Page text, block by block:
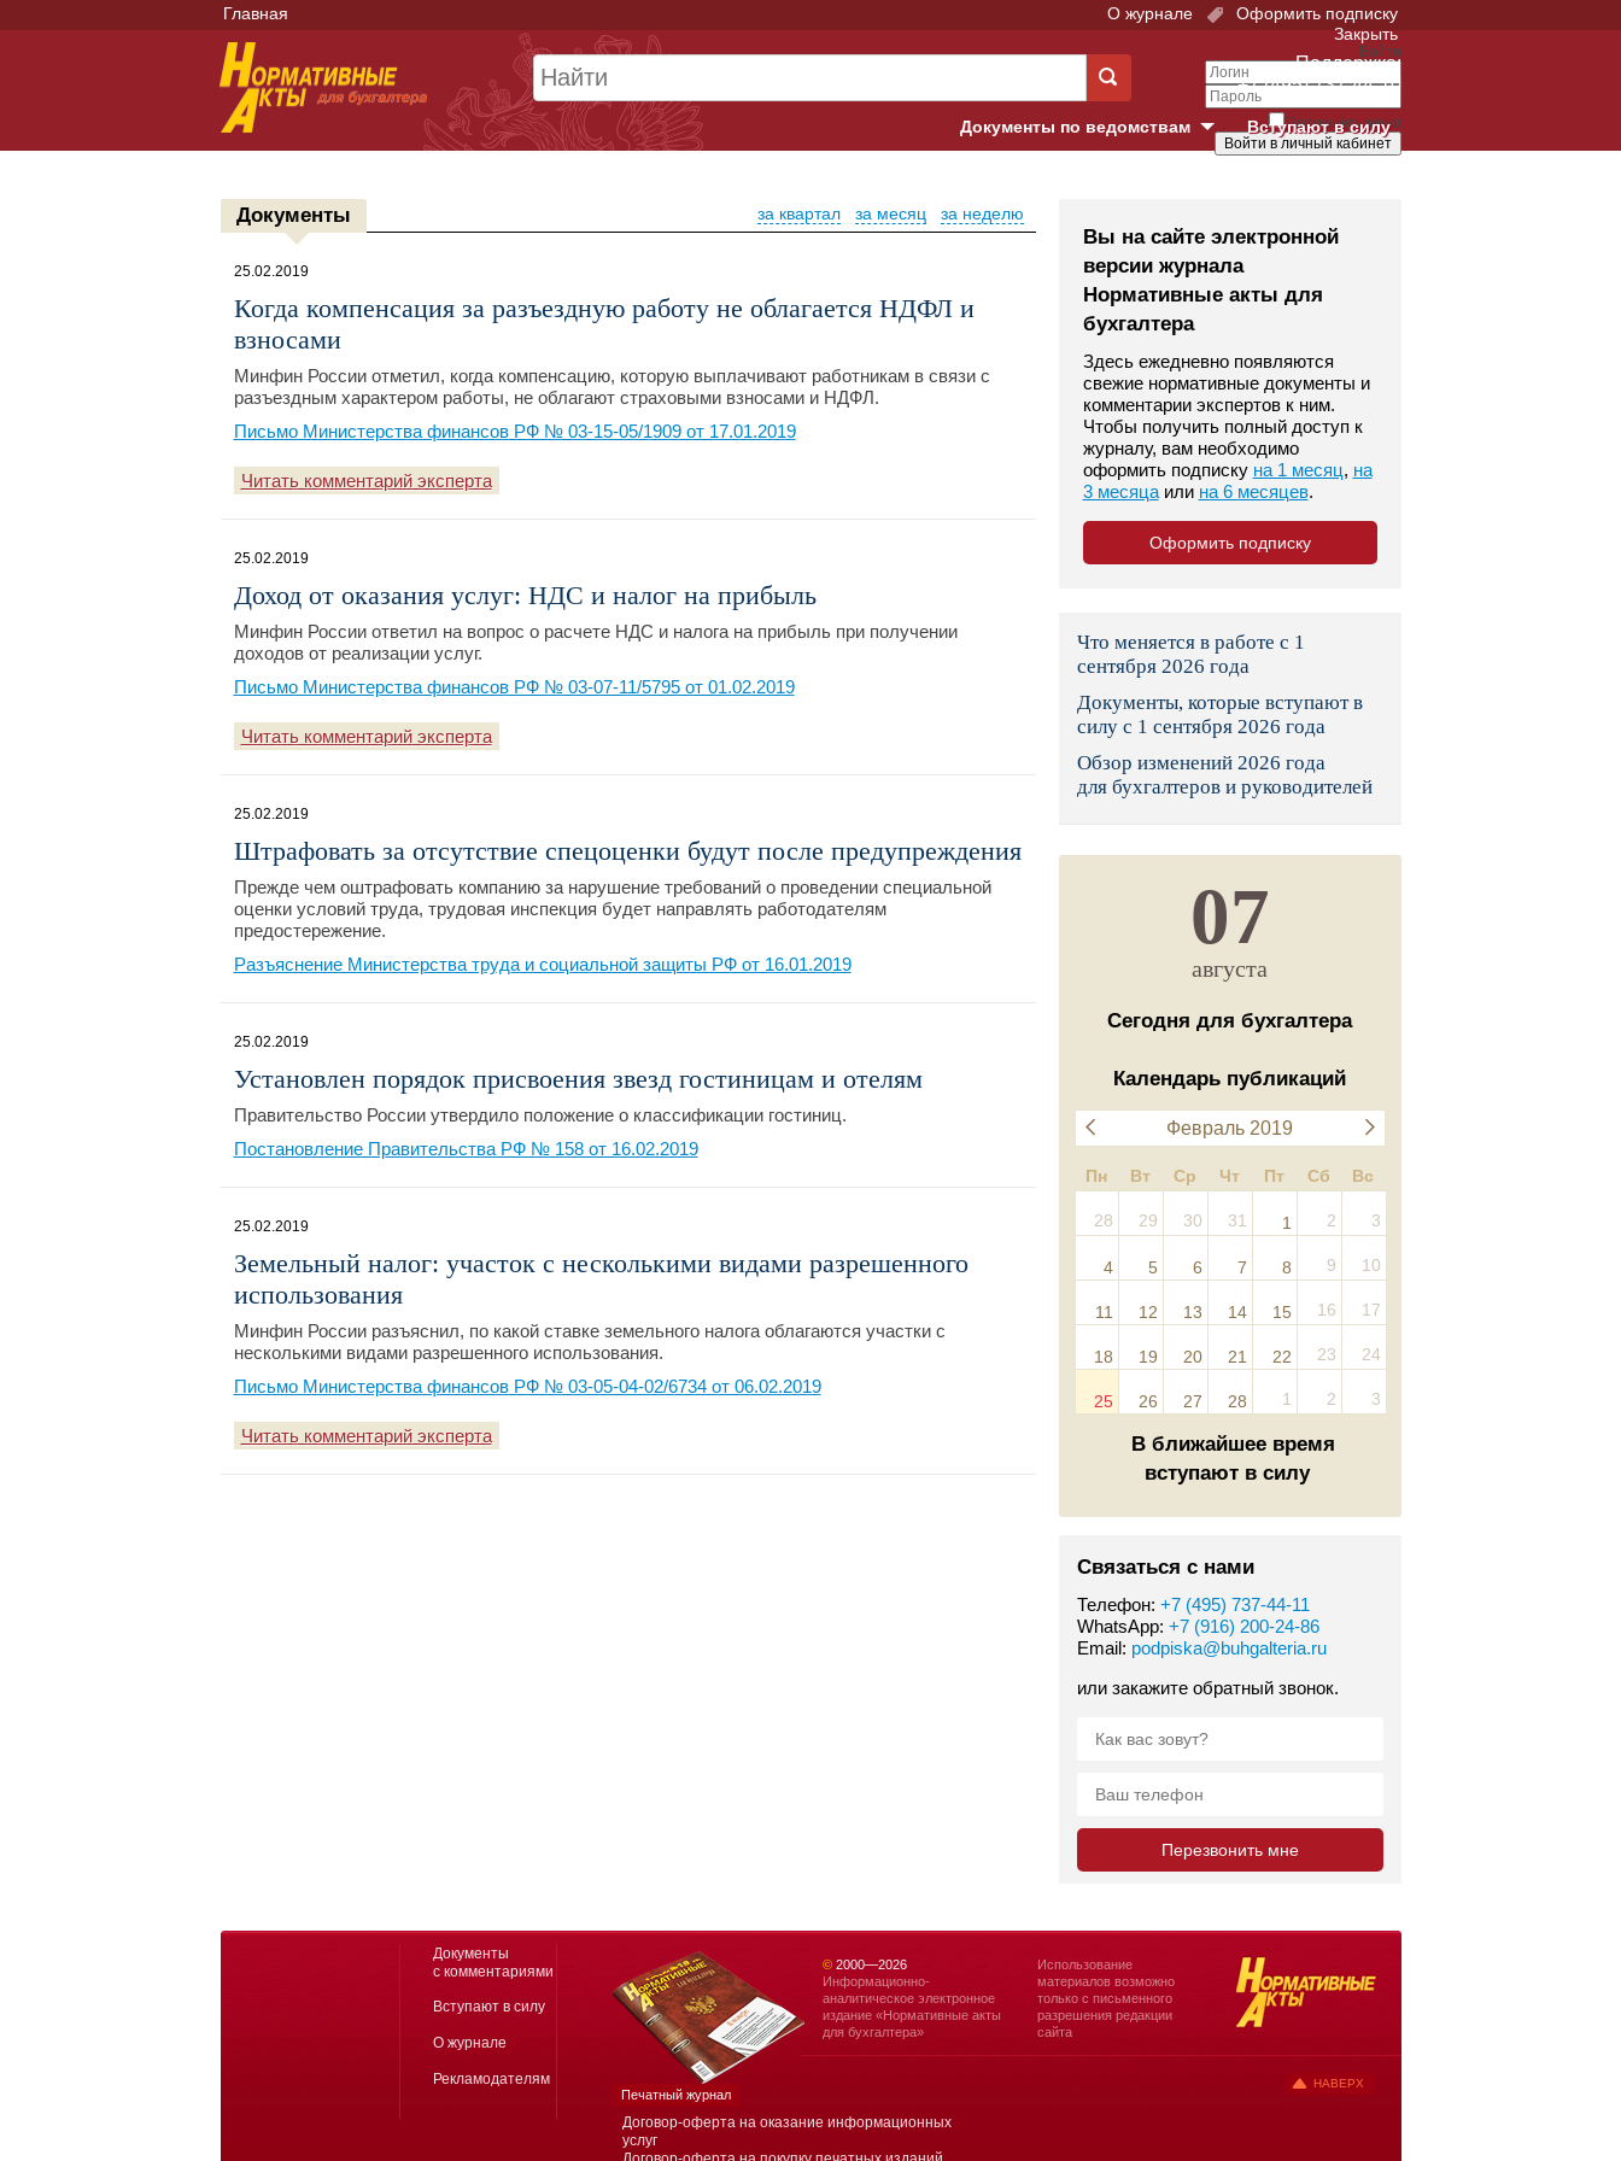
Главная О журнале
Оформить подписку
Закрыть
Войти
Запомнить меня
Поддержка:
+7 (495) 737-44-10
Вступают в силу
Документы по ведомствам
Банк России
Верховный Суд
Гострудинспекция в г. Москве
Конституционный Суд
Пенсионный фонд
Правительство
Социальный фонд России
Суд общей юрисдикции
Документы за неделю
за месяц
за квартал
25.02.2019
Когда компенсация за разъездную работу не облагается НДФЛ и
взносами
Минфин России отметил, когда компенсацию, которую выплачивают работникам в связи с
разъездным характером работы, не облагают страховыми взносами и НДФЛ.
Письмо Министерства финансов РФ № 03-15-05/1909 от 17.01.2019
Читать комментарий эксперта
25.02.2019
Доход от оказания услуг: НДС и налог на прибыль
Минфин России ответил на вопрос о расчете НДС и налога на прибыль при получении
доходов от реализации услуг.
Письмо Министерства финансов РФ № 03-07-11/5795 от 01.02.2019
Читать комментарий эксперта
25.02.2019
Штрафовать за отсутствие спецоценки будут после предупреждения
Прежде чем оштрафовать компанию за нарушение требований о проведении специальной
оценки условий труда, трудовая инспекция будет направлять работодателям
предостережение.
Разъяснение Министерства труда и социальной защиты РФ от 16.01.2019
25.02.2019
Установлен порядок присвоения звезд гостиницам и отелям
Правительство России утвердило положение о классификации гостиниц.
Постановление Правительства РФ № 158 от 16.02.2019
25.02.2019
Земельный налог: участок с несколькими видами разрешенного
использования
Минфин России разъяснил, по какой ставке земельного налога облагаются участки с
несколькими видами разрешенного использования.
Письмо Министерства финансов РФ № 03-05-04-02/6734 от 06.02.2019
Читать комментарий эксперта
Вы на сайте электронной
версии журнала
Нормативные акты для
бухгалтера
Здесь ежедневно появляются
свежие нормативные документы и
комментарии экспертов к ним.
Чтобы получить полный доступ к
журналу, вам необходимо
оформить подписку на 1 месяц, на
3 месяцаили на 6 месяцев.
Оформить подписку
Что меняется в работе с 1
сентября 2026 года
Документы, которые вступают в
силу с 1 сентября 2026 года
Обзор изменений 2026 года
для бухгалтеров и руководителей
07
августа
Сегодня для бухгалтера
Календарь публикаций
Февраль 2019
Пн Вт Ср Чт Пт Сб Вс
28 29 30 31 1 2 3
4 5 6 7 8 9 10
11 12 13 14 15 16 17
18 19 20 21 22 23 24
25 26 27 28 1 2 3
В ближайшее время
вступают в силу
Связаться с нами
Телефон: +7 (495) 737-44-11
WhatsApp: +7 (916) 200-24-86
Email: podpiska@buhgalteria.ru
или закажите обратный звонок.
Договор-оферта на оказание информационных
услуг
Документы
с комментариями
Вступают в силу
О журнале
Рекламодателям
Печатный журнал
©2000—2026
Информационно-
аналитическое электронное
издание «Нормативные акты
для бухгалтера»
Использование
материалов возможно
только с письменного
разрешения редакции
сайта
НАВЕРХ